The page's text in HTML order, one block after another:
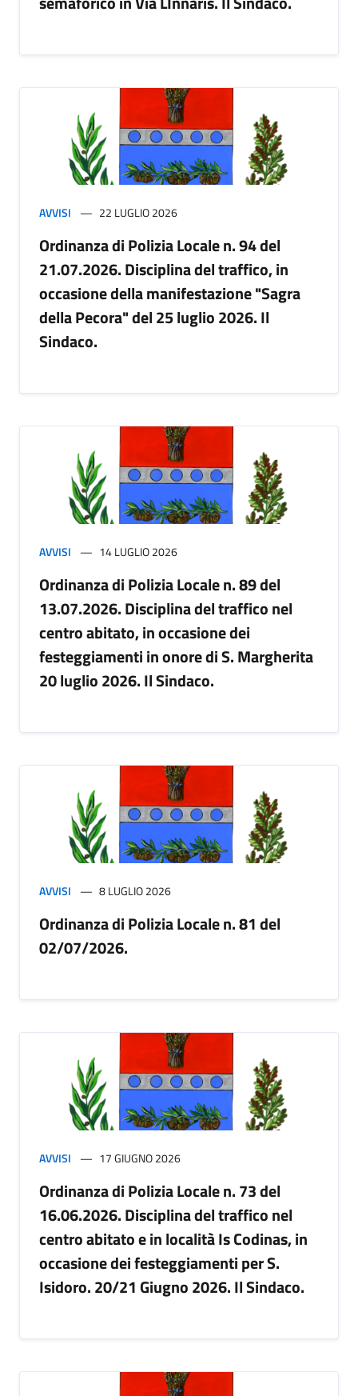
AVVISI 22 LUGLIO 2026
Ordinanza di Polizia Locale n. 94 del
21.07.2026. Disciplina del traffico, in
occasione della manifestazione "Sagra
della Pecora" del 25 luglio 2026. Il
Sindaco.
AVVISI 14 LUGLIO 2026
Ordinanza di Polizia Locale n. 89 del
13.07.2026. Disciplina del traffico nel
centro abitato, in occasione dei
festeggiamenti in onore di S. Margherita
20 luglio 2026. Il Sindaco.
AVVISI 8 LUGLIO 2026
Ordinanza di Polizia Locale n. 81 del
02/07/2026.
AVVISI 17 GIUGNO 2026
Ordinanza di Polizia Locale n. 73 del
16.06.2026. Disciplina del traffico nel
centro abitato e in località Is Codinas, in
occasione dei festeggiamenti per S.
Isidoro. 20/21 Giugno 2026. Il Sindaco.